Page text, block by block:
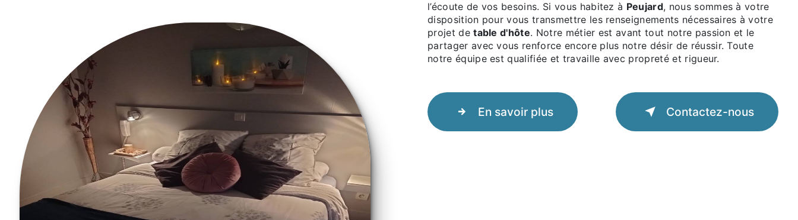
l’écoute de vos besoins. Si vous habitez à Peujard, nous sommes à votre
disposition pour vous transmettre les renseignements nécessaires à votre
projet detable d'hôte. Notre métier est avant tout notre passion et le
partager avec vous renforce encore plus notre désir de réussir. Toute
notre équipe est qualifiée et travaille avec propreté et rigueur.
En savoir plus Contactez-nous